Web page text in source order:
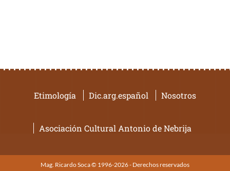
Etimología Dic.arg.español Nosotros
Asociación Cultural Antonio de Nebrija
Mag. Ricardo Soca © 1996-2026 - Derechos reservados